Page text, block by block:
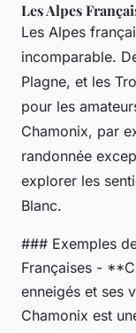
Les Alpes
Les Alpes
incomparable.
Plagne, et les
pour les
Chamonix, par
randonnée
explorer les
Blanc.
### Exemples
Françaises -
enneigés et ses
Chamonix est